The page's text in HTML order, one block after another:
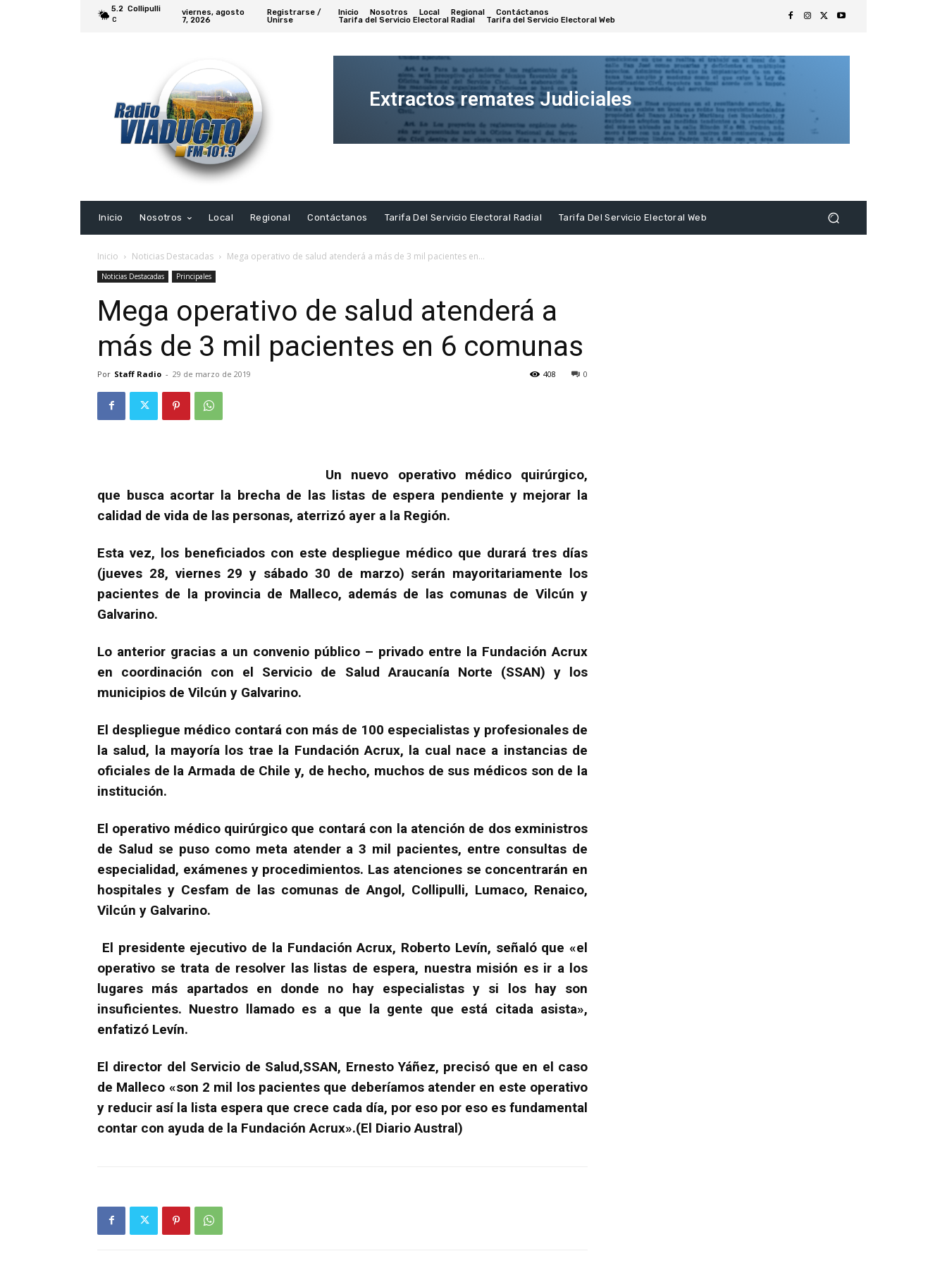
5.2
C
Collipulli
viernes, agosto
7, 2026
Registrarse /
Unirse
Inicio Nosotros Local Regional
Contáctanos
Tarifa del Servicio Electoral Radial
Tarifa del Servicio Electoral Web
Extractos remates Judiciales
Extracto
Inicio
Nosotros Local Regional Contáctanos Tarifa Del Servicio Electoral Radial Tarifa Del Servicio Electoral Web
Inicio Noticias Destacadas Mega operativo de salud atenderá a más de 3 mil pacientes en...
Noticias Destacadas Principales
Mega operativo de salud atenderá a
más de 3 mil pacientes en 6 comunas
Por Staff Radio - 29 de marzo de 2019 0
408
Un nuevo operativo médico quirúrgico,
que busca acortar la brecha de las listas de espera pendiente y mejorar la
calidad de vida de las personas, aterrizó ayer a la Región.
Esta vez, los beneficiados con este despliegue médico que durará tres días
(jueves 28, viernes 29 y sábado 30 de marzo) serán mayoritariamente los
pacientes de la provincia de Malleco, además de las comunas de Vilcún y
Galvarino.
Lo anterior gracias a un convenio público – privado entre la Fundación Acrux
en coordinación con el Servicio de Salud Araucanía Norte (SSAN) y los
municipios de Vilcún y Galvarino.
El despliegue médico contará con más de 100 especialistas y profesionales de
la salud, la mayoría los trae la Fundación Acrux, la cual nace a instancias de
oficiales de la Armada de Chile y, de hecho, muchos de sus médicos son de la
institución.
El operativo médico quirúrgico que contará con la atención de dos exministros
de Salud se puso como meta atender a 3 mil pacientes, entre consultas de
especialidad, exámenes y procedimientos. Las atenciones se concentrarán en
hospitales y Cesfam de las comunas de Angol, Collipulli, Lumaco, Renaico,
Vilcún y Galvarino.
El presidente ejecutivo de la Fundación Acrux, Roberto Levín, señaló que «el
operativo se trata de resolver las listas de espera, nuestra misión es ir a los
lugares más apartados en donde no hay especialistas y si los hay son
insuficientes. Nuestro llamado es a que la gente que está citada asista»,
enfatizó Levín.
El director del Servicio de Salud,SSAN, Ernesto Yáñez, precisó que en el caso
de Malleco «son 2 mil los pacientes que deberíamos atender en este operativo
y reducir así la lista espera que crece cada día, por eso por eso es fundamental
contar con ayuda de la Fundación Acrux».(El Diario Austral)